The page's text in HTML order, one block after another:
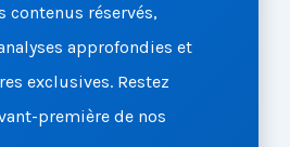
contenus réservés,
approfondies et
exclusives. Restez
première de nos